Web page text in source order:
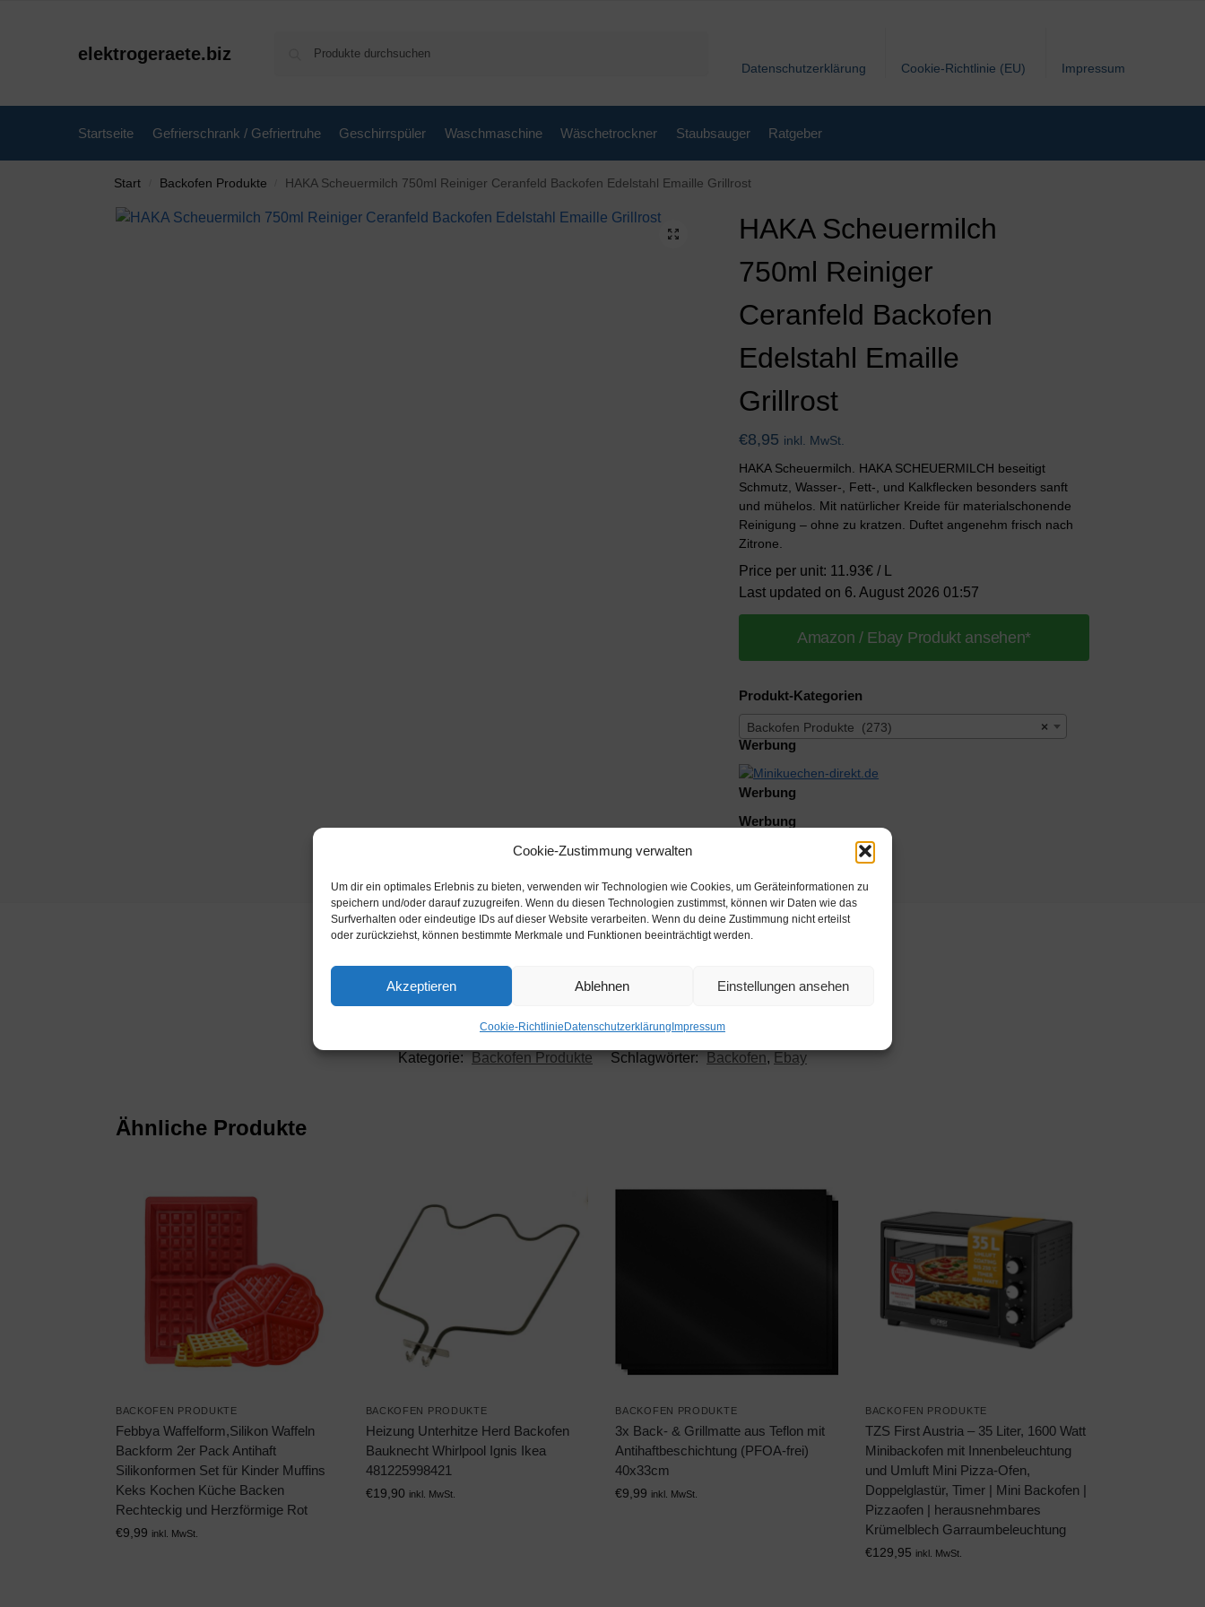
Cookie-Zustimmung verwalten
Um dir ein optimales Erlebnis zu bieten, verwenden wir Technologien wie Cookies, um Geräteinformationen zu
speichern und/oder darauf zuzugreifen. Wenn du diesen Technologien zustimmst, können wir Daten wie das
Surfverhalten oder eindeutige IDs auf dieser Website verarbeiten. Wenn du deine Zustimmung nicht erteilst
oder zurückziehst, können bestimmte Merkmale und Funktionen beeinträchtigt werden.
Akzeptieren Ablehnen Einstellungen ansehen
Cookie-Richtlinie Datenschutzerklärung Impressum
elektrogeraete.biz
Datenschutzerklärung Cookie-Richtlinie (EU) Impressum
Startseite Gefrierschrank / Gefriertruhe Geschirrspüler Waschmaschine Wäschetrockner Staubsauger Ratgeber
Start Backofen Produkte HAKA Scheuermilch 750ml Reiniger Ceranfeld Backofen Edelstahl Emaille Grillrost
HAKA Scheuermilch
750ml Reiniger
Ceranfeld Backofen
Edelstahl Emaille
Grillrost
€8,95 inkl. MwSt.
HAKA Scheuermilch. HAKA SCHEUERMILCH beseitigt
Schmutz, Wasser-, Fett-, und Kalkflecken besonders sanft
und mühelos. Mit natürlicher Kreide für materialschonende
Reinigung – ohne zu kratzen. Duftet angenehm frisch nach
Zitrone.
Price per unit: 11.93€ / L
Last updated on 6. August 2026 01:57
Amazon / Ebay Produkt ansehen*
Produkt-Kategorien
×
Backofen Produkte (273)
Werbung
Werbung
Werbung
Kategorie: Backofen Produkte Schlagwörter: Backofen, Ebay
Ähnliche Produkte
BACKOFEN PRODUKTE
Febbya Waffelform,Silikon Waffeln
Backform 2er Pack Antihaft
Silikonformen Set für Kinder Muffins
Keks Kochen Küche Backen
Rechteckig und Herzförmige Rot
€9,99 inkl. MwSt.
BACKOFEN PRODUKTE
Heizung Unterhitze Herd Backofen
Bauknecht Whirlpool Ignis Ikea
481225998421
€19,90 inkl. MwSt.
BACKOFEN PRODUKTE
3x Back- & Grillmatte aus Teflon mit
Antihaftbeschichtung (PFOA-frei)
40x33cm
€9,99 inkl. MwSt.
BACKOFEN PRODUKTE
TZS First Austria – 35 Liter, 1600 Watt
Minibackofen mit Innenbeleuchtung
und Umluft Mini Pizza-Ofen,
Doppelglastür, Timer | Mini Backofen |
Pizzaofen | herausnehmbares
Krümelblech Garraumbeleuchtung
€129,95 inkl. MwSt.